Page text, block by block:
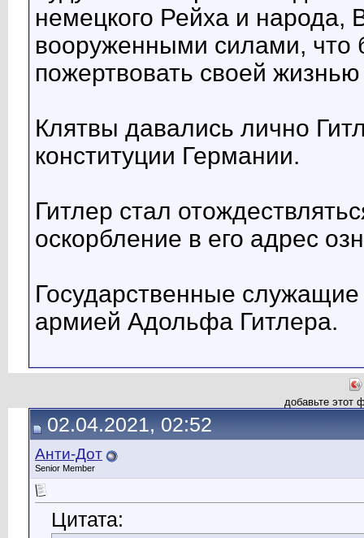
немецкого Рейха и
вооруженными силами, что
пожертвовать своей
Клятвы давались лично
конституции Германии.
Гитлер стал
оскорбление в его адрес
Государственные
армией Адольфа Гитлера.
добавьте этот
02.04.2021, 02:52
Анти-Дот
Senior Member
Цитата: